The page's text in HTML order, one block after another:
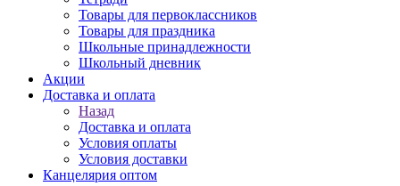
Товары для первоклассников
Товары для праздника
Школьные принадлежности
Школьный дневник
Акции
Доставка и оплата
Назад
Доставка и оплата
Условия оплаты
Условия доставки
Канцелярия оптом